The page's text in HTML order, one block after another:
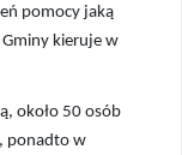
pomocy jaką
kieruje w
około 50 osób
ponadto w